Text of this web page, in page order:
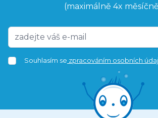
(maximálně 4x
Souhlasím se zpracováním osobních